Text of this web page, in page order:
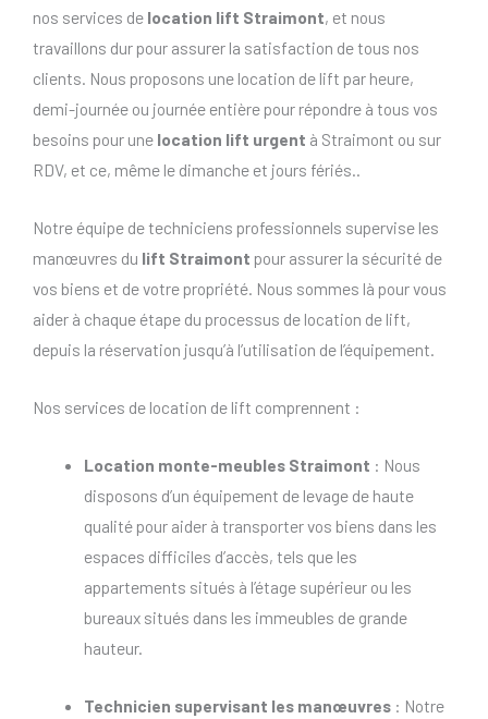
nos services de location lift Straimont, et nous
travaillons dur pour assurer la satisfaction de tous nos
clients. Nous proposons une location de lift par heure,
demi-journée ou journée entière pour répondre à tous vos
besoins pour une location lift urgent à Straimont ou sur
RDV, et ce, même le dimanche et jours fériés..
Notre équipe de techniciens professionnels supervise les
manœuvres du lift Straimont pour assurer la sécurité de
vos biens et de votre propriété. Nous sommes là pour vous
aider à chaque étape du processus de location de lift,
depuis la réservation jusqu’à l’utilisation de l’équipement.
Nos services de location de lift comprennent :
Location monte-meubles Straimont : Nous
disposons d’un équipement de levage de haute
qualité pour aider à transporter vos biens dans les
espaces difficiles d’accès, tels que les
appartements situés à l’étage supérieur ou les
bureaux situés dans les immeubles de grande
hauteur.
Technicien supervisant les manœuvres: Notre